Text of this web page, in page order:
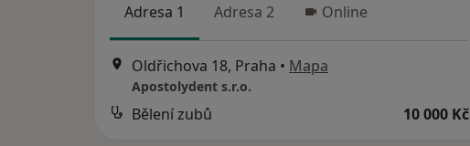
Adresa 1 Adresa 2 Online
Oldřichova 18, Praha • Mapa
Apostolydent s.r.o.
Bělení zubů 10 000 Kč